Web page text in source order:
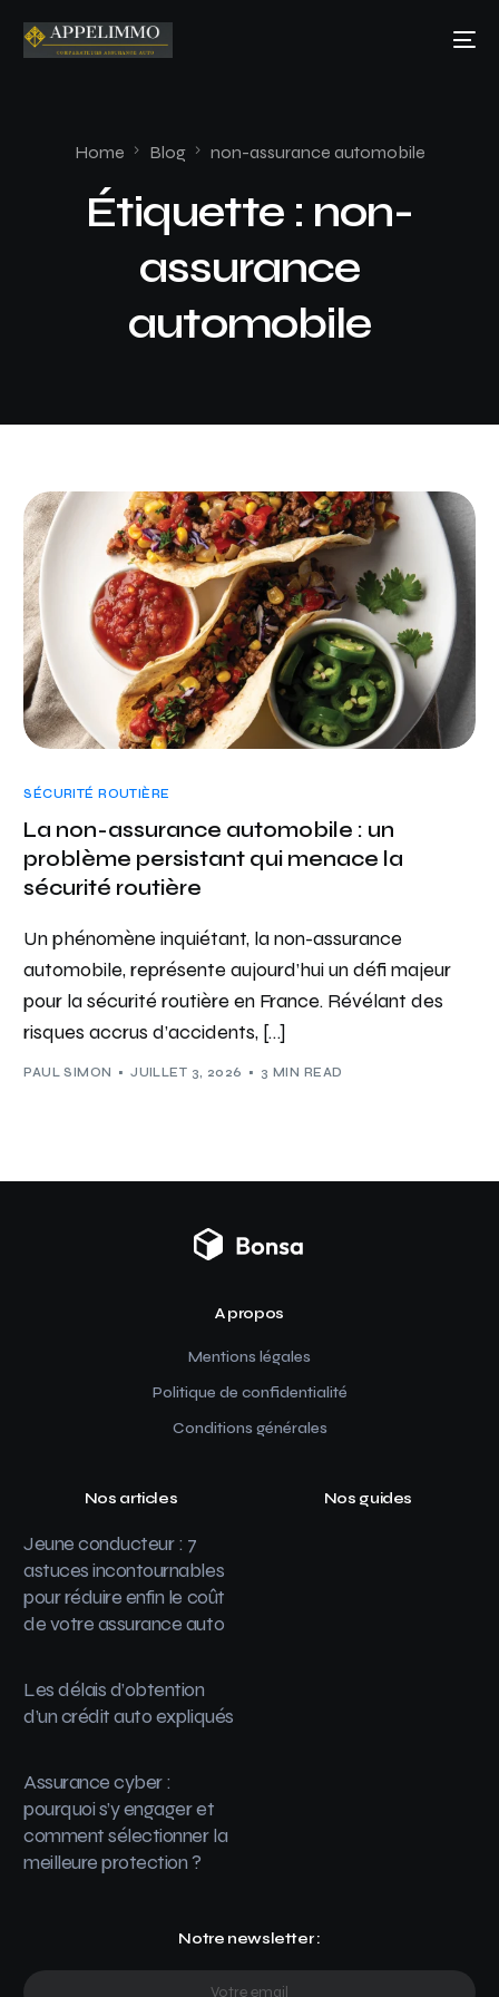
Home Blog non-assurance automobile
Étiquette : non-
assurance
automobile
SÉCURITÉ ROUTIÈRE
La non-assurance automobile : un
problème persistant qui menace la
sécurité routière
Un phénomène inquiétant, la non-assurance
automobile, représente aujourd’hui un défi majeur
pour la sécurité routière en France. Révélant des
risques accrus d’accidents, […]
PAUL SIMON JUILLET 3, 2026 3 MIN READ
A propos
Mentions légales
Politique de confidentialité
Conditions générales
Nos articles
Jeune conducteur : 7
astuces incontournables
pour réduire enfin le coût
de votre assurance auto
Les délais d’obtention
d’un crédit auto expliqués
Assurance cyber :
pourquoi s’y engager et
comment sélectionner la
meilleure protection ?
Nos guides
Notre newsletter :